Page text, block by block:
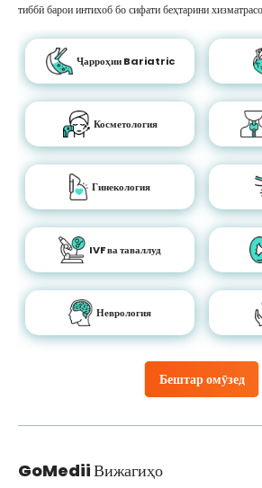
Бештар омӯзед
тиббӣ барои интихоб бо сифати беҳтарини
Ҷарроҳии Bariatric
Косметология
Гинекология
IVF ва таваллуд
Неврология
GoMediiВижагиҳо